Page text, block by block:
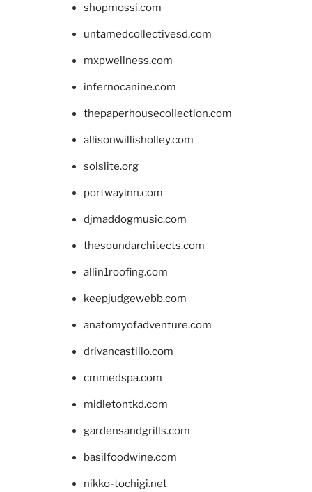
shopmossi.com
untamedcollectivesd.com
mxpwellness.com
infernocanine.com
thepaperhousecollection.com
allisonwillisholley.com
solslite.org
portwayinn.com
djmaddogmusic.com
thesoundarchitects.com
allin1roofing.com
keepjudgewebb.com
anatomyofadventure.com
drivancastillo.com
cmmedspa.com
midletontkd.com
gardensandgrills.com
basilfoodwine.com
nikko-tochigi.net